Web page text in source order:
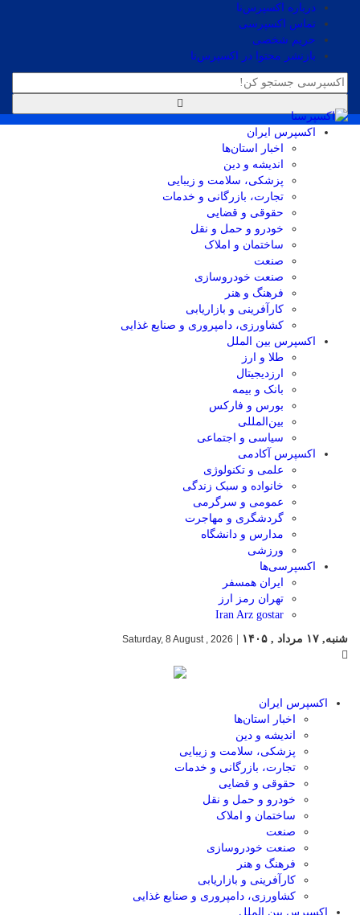
درباره اکسپرس‌نا
تماس اکسپرسی
حریم شخصی
بازنشر محتوا در اکسپرس‌نا
اکسپرس ایران
اخبار استان‌ها
اندیشه و دین
پزشکی، سلامت و زیبایی
تجارت، بازرگانی و خدمات
حقوقی و قضایی
خودرو و حمل و نقل
ساختمان و املاک
صنعت
صنعت خودروسازی
فرهنگ و هنر
کارآفرینی و بازاریابی
کشاورزی، دامپروری و صنایع غذایی
اکسپرس بین الملل
طلا و ارز
ارزدیجیتال
بانک و بیمه
بورس و فارکس
بین‌المللی
سیاسی و اجتماعی
اکسپرس آکادمی
علمی و تکنولوژی
خانواده و سبک زندگی
عمومی و سرگرمی
گردشگری و مهاجرت
مدارس و دانشگاه
ورزشی
اکسپرسی‌ها
ایران همسفر
تهران رمز ارز
Iran Arz gostar
شنبه, ۱۷ مرداد , ۱۴۰۵
Saturday, 8 August , 2026
اکسپرس ایران
اخبار استان‌ها
اندیشه و دین
پزشکی، سلامت و زیبایی
تجارت، بازرگانی و خدمات
حقوقی و قضایی
خودرو و حمل و نقل
ساختمان و املاک
صنعت
صنعت خودروسازی
فرهنگ و هنر
کارآفرینی و بازاریابی
کشاورزی، دامپروری و صنایع غذایی
اکسپرس بین الملل